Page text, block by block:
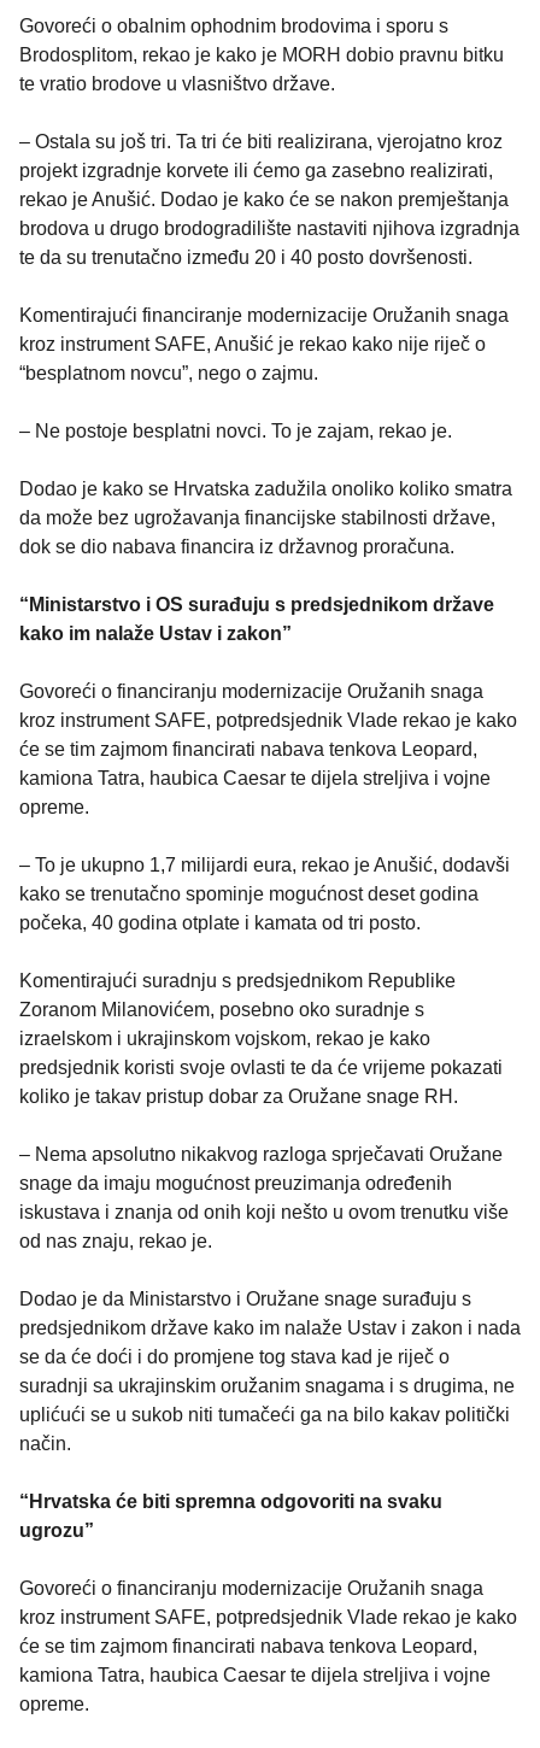
Govoreći o obalnim ophodnim brodovima i sporu s
Brodosplitom, rekao je kako je MORH dobio pravnu bitku
te vratio brodove u vlasništvo države.
– Ostala su još tri. Ta tri će biti realizirana, vjerojatno kroz
projekt izgradnje korvete ili ćemo ga zasebno realizirati,
rekao je Anušić. Dodao je kako će se nakon premještanja
brodova u drugo brodogradilište nastaviti njihova izgradnja
te da su trenutačno između 20 i 40 posto dovršenosti.
Komentirajući financiranje modernizacije Oružanih snaga
kroz instrument SAFE, Anušić je rekao kako nije riječ o
“besplatnom novcu”, nego o zajmu.
– Ne postoje besplatni novci. To je zajam, rekao je.
Dodao je kako se Hrvatska zadužila onoliko koliko smatra
da može bez ugrožavanja financijske stabilnosti države,
dok se dio nabava financira iz državnog proračuna.
“Ministarstvo i OS surađuju s predsjednikom države
kako im nalaže Ustav i zakon”
Govoreći o financiranju modernizacije Oružanih snaga
kroz instrument SAFE, potpredsjednik Vlade rekao je kako
će se tim zajmom financirati nabava tenkova Leopard,
kamiona Tatra, haubica Caesar te dijela streljiva i vojne
opreme.
– To je ukupno 1,7 milijardi eura, rekao je Anušić, dodavši
kako se trenutačno spominje mogućnost deset godina
počeka, 40 godina otplate i kamata od tri posto.
Komentirajući suradnju s predsjednikom Republike
Zoranom Milanovićem, posebno oko suradnje s
izraelskom i ukrajinskom vojskom, rekao je kako
predsjednik koristi svoje ovlasti te da će vrijeme pokazati
koliko je takav pristup dobar za Oružane snage RH.
– Nema apsolutno nikakvog razloga sprječavati Oružane
snage da imaju mogućnost preuzimanja određenih
iskustava i znanja od onih koji nešto u ovom trenutku više
od nas znaju, rekao je.
Dodao je da Ministarstvo i Oružane snage surađuju s
predsjednikom države kako im nalaže Ustav i zakon i nada
se da će doći i do promjene tog stava kad je riječ o
suradnji sa ukrajinskim oružanim snagama i s drugima, ne
uplićući se u sukob niti tumačeći ga na bilo kakav politički
način.
“Hrvatska će biti spremna odgovoriti na svaku
ugrozu”
Govoreći o financiranju modernizacije Oružanih snaga
kroz instrument SAFE, potpredsjednik Vlade rekao je kako
će se tim zajmom financirati nabava tenkova Leopard,
kamiona Tatra, haubica Caesar te dijela streljiva i vojne
opreme.